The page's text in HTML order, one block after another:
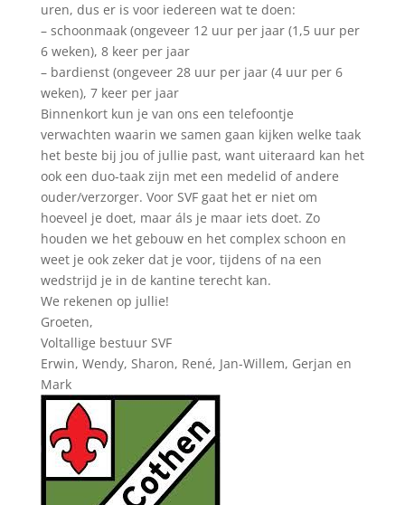
uren, dus er is voor iedereen wat te doen:
– schoonmaak (ongeveer 12 uur per jaar (1,5 uur per
6 weken), 8 keer per jaar
– bardienst (ongeveer 28 uur per jaar (4 uur per 6
weken), 7 keer per jaar
Binnenkort kun je van ons een telefoontje
verwachten waarin we samen gaan kijken welke taak
het beste bij jou of jullie past, want uiteraard kan het
ook een duo-taak zijn met een medelid of andere
ouder/verzorger. Voor SVF gaat het er niet om
hoeveel je doet, maar áls je maar iets doet. Zo
houden we het gebouw en het complex schoon en
weet je ook zeker dat je voor, tijdens of na een
wedstrijd je in de kantine terecht kan.
We rekenen op jullie!
Groeten,
Voltallige bestuur SVF
Erwin, Wendy, Sharon, René, Jan-Willem, Gerjan en
Mark